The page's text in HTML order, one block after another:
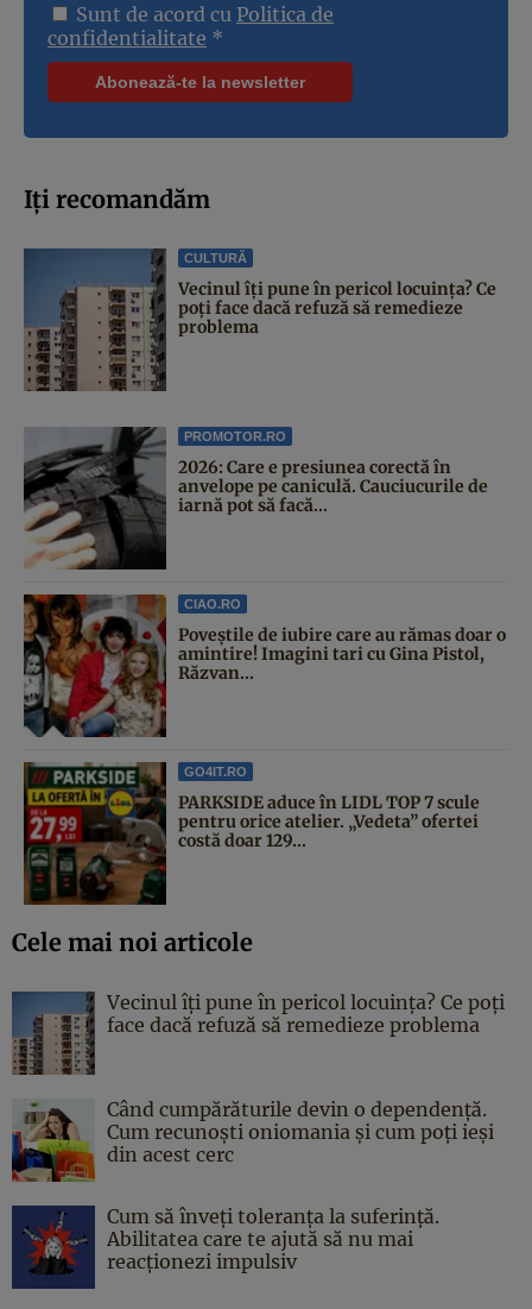
Sunt de acord cu Politica de
confidentialitate *
Iți recomandăm
CULTURĂ
Vecinul îți pune în pericol locuința? Ce
poți face dacă refuză să remedieze
problema
PROMOTOR.RO
2026: Care e presiunea corectă în
anvelope pe caniculă. Cauciucurile de
iarnă pot să facă...
CIAO.RO
Poveştile de iubire care au rămas doar o
amintire! Imagini tari cu Gina Pistol,
Răzvan...
GO4IT.RO
PARKSIDE aduce în LIDL TOP 7 scule
pentru orice atelier. „Vedeta” ofertei
costă doar 129...
Cele mai noi articole
Vecinul îți pune în pericol locuința? Ce poți
face dacă refuză să remedieze problema
Când cumpărăturile devin o dependență.
Cum recunoști oniomania și cum poți ieși
din acest cerc
Cum să înveți toleranța la suferință.
Abilitatea care te ajută să nu mai
reacționezi impulsiv